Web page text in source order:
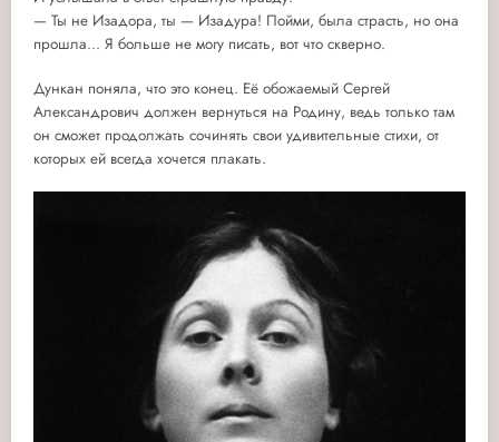
— Ты не Изадора, ты — Изадура! Пойми, была страсть, но она
прошла... Я больше не могу писать, вот что скверно.
Дункан поняла, что это конец. Её обожаемый Сергей
Александрович должен вернуться на Родину, ведь только там
он сможет продолжать сочинять свои удивительные стихи, от
которых ей всегда хочется плакать.